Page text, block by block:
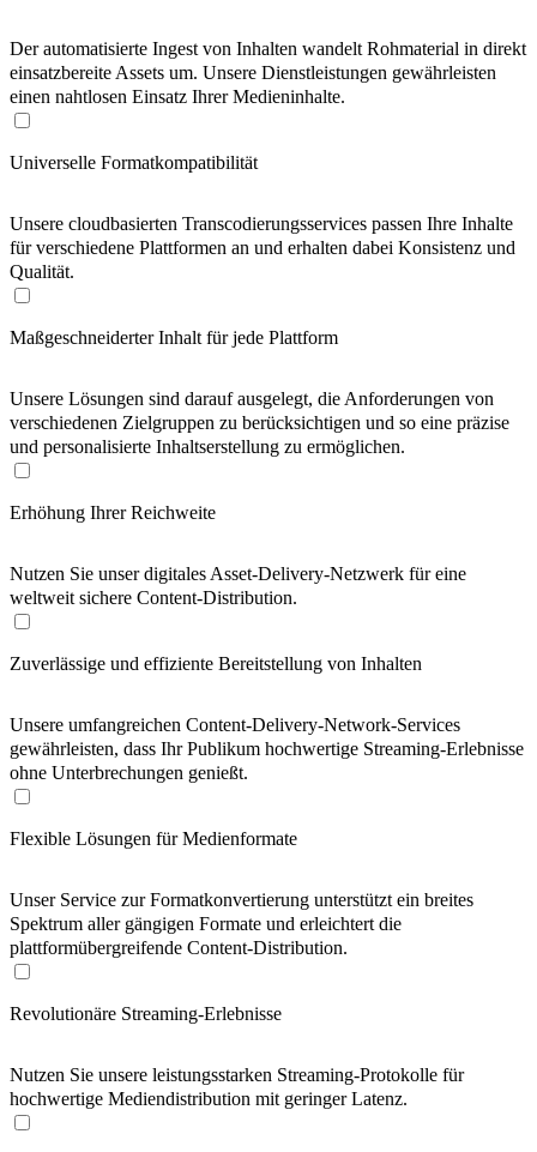
Der automatisierte Ingest von Inhalten wandelt Rohmaterial in direkt
einsatzbereite Assets um. Unsere Dienstleistungen gewährleisten
einen nahtlosen Einsatz Ihrer Medieninhalte.
Universelle Formatkompatibilität
Unsere cloudbasierten Transcodierungsservices passen Ihre Inhalte
für verschiedene Plattformen an und erhalten dabei Konsistenz und
Qualität.
Maßgeschneiderter Inhalt für jede Plattform
Unsere Lösungen sind darauf ausgelegt, die Anforderungen von
verschiedenen Zielgruppen zu berücksichtigen und so eine präzise
und personalisierte Inhaltserstellung zu ermöglichen.
Erhöhung Ihrer Reichweite
Nutzen Sie unser digitales Asset-Delivery-Netzwerk für eine
weltweit sichere Content-Distribution.
Zuverlässige und effiziente Bereitstellung von Inhalten
Unsere umfangreichen Content-Delivery-Network-Services
gewährleisten, dass Ihr Publikum hochwertige Streaming-Erlebnisse
ohne Unterbrechungen genießt.
Flexible Lösungen für Medienformate
Unser Service zur Formatkonvertierung unterstützt ein breites
Spektrum aller gängigen Formate und erleichtert die
plattformübergreifende Content-Distribution.
Revolutionäre Streaming-Erlebnisse
Nutzen Sie unsere leistungsstarken Streaming-Protokolle für
hochwertige Mediendistribution mit geringer Latenz.